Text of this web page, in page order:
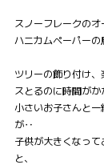
スノーフレークの
ハニカムペーパーの
ツリーの飾り付け
スとるのに時間がか
小さいお子さんと
が‥
子供が大きくなっ
と、